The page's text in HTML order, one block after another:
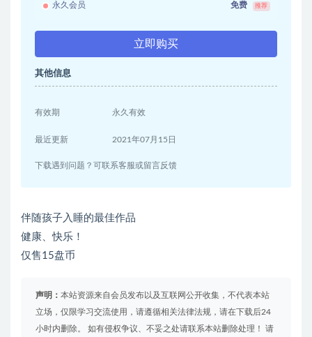
永久会员 免费 推荐
立即购买
其他信息
有效期 永久有效
最近更新 2021年07月15日
下载遇到问题？可联系客服或留言反馈
伴随孩子入睡的最佳作品
健康、快乐！
仅售15盘币
声明： 本站资源来自会员发布以及互联网公开收集，不代表本站
立场，仅限学习交流使用，请遵循相关法律法规，请在下载后24
小时内删除。 如有侵权争议、不妥之处请联系本站删除处理！ 请